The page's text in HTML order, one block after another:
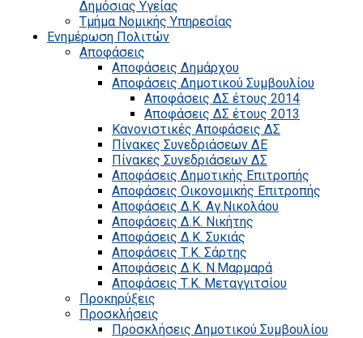
Δημόσιας Υγείας
Τμήμα Νομικής Υπηρεσίας
Ενημέρωση Πολιτών
Αποφάσεις
Αποφάσεις Δημάρχου
Αποφάσεις Δημοτικού Συμβουλίου
Αποφάσεις ΔΣ έτους 2014
Αποφάσεις ΔΣ έτους 2013
Κανονιστικές Αποφάσεις ΔΣ
Πίνακες Συνεδριάσεων ΔΕ
Πίνακες Συνεδριάσεων ΔΣ
Αποφάσεις Δημοτικής Επιτροπής
Αποφάσεις Οικονομικής Επιτροπής
Αποφάσεις Δ.Κ. Αγ.Νικολάου
Αποφάσεις Δ.Κ. Νικήτης
Αποφάσεις Δ.Κ. Συκιάς
Αποφάσεις Τ.Κ. Σάρτης
Αποφάσεις Δ.Κ. Ν.Μαρμαρά
Αποφάσεις Τ.Κ. Μεταγγιτσίου
Προκηρύξεις
Προσκλήσεις
Προσκλήσεις Δημοτικού Συμβουλίου